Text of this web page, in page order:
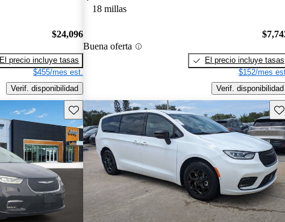
$24,096
El precio incluye tasas
$455/mes est.
Verif. disponibilidad
18 millas
Buena oferta
El precio incluye tasas
$152/mes
Verif. disponibilidad
Guarda este Aviso